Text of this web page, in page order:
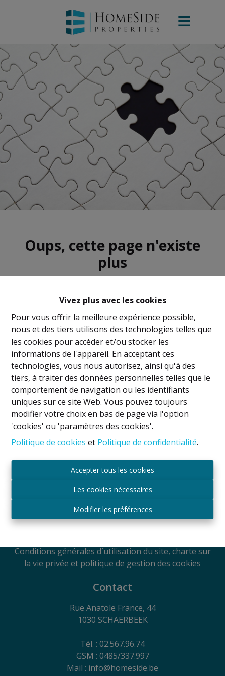
Vivez plus avec les cookies
Pour vous offrir la meilleure expérience possible,
nous et des tiers utilisons des technologies telles que
les cookies pour accéder et/ou stocker les
informations de l'appareil. En acceptant ces
technologies, vous nous autorisez, ainsi qu'à des
tiers, à traiter des données personnelles telles que le
comportement de navigation ou les identifiants
uniques sur ce site Web. Vous pouvez toujours
modifier votre choix en bas de page via l'option
'cookies' ou 'paramètres des cookies'.
Politique de cookies et Politique de confidentialité.
Accepter tous les cookies
Les cookies nécessaires
Modifier les préférences
Oups, cette page n'existe
plus
À Vendre À Louer
Mentions légales
Titulaire IPI: David GUNEL
Agent immobilier intermédiaire et régisseur
Rue du Luxembourg 16B, 1000 Bruxelles, Belgique
du 29juin 2018
RC Professionnelle et Cautionnement via Axa
Conditions générales d´utilisation du site, charte sur
la vie privée et politique de gestion des cookies
Contact
Rue Anatole France, 44
1030 SCHAERBEEK
Tél. : 02.567.96.74
GSM : 0485/337.997
Mail : info@homeside.be